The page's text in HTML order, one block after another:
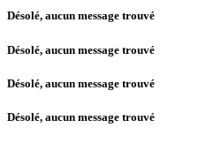
Désolé, aucun message trouvé
Désolé, aucun message trouvé
Désolé, aucun message trouvé
Désolé, aucun message trouvé